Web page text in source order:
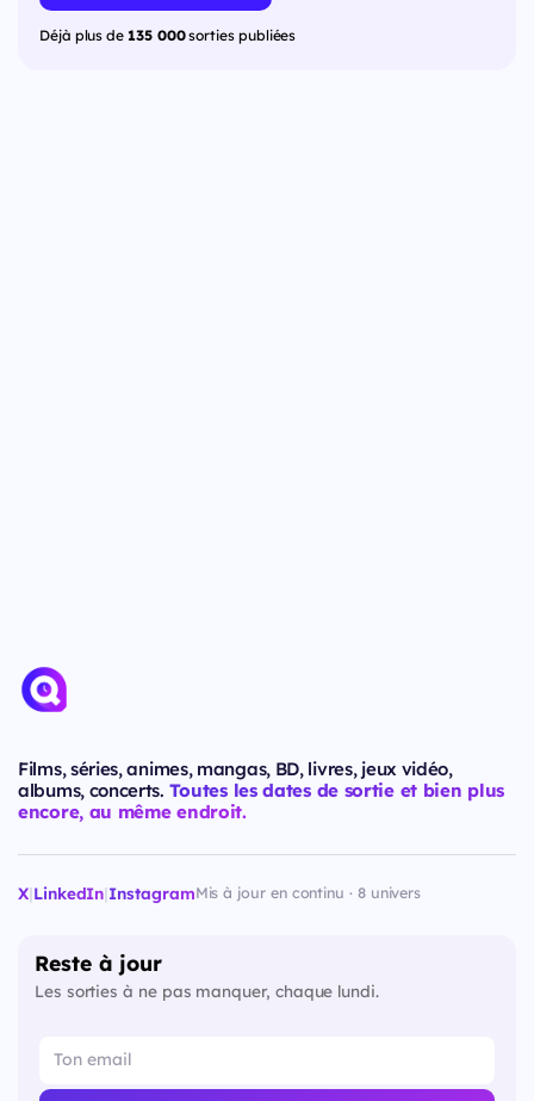
Déjà plus de 135 000sorties publiées
Films, séries, animes, mangas, BD, livres, jeux vidéo,
albums, concerts. Toutes les dates de sortie et bien plus
encore, au même endroit.
X|LinkedIn|InstagramMis à jour en continu · 8 univers
Reste à jour
Les sorties à ne pas manquer, chaque lundi.